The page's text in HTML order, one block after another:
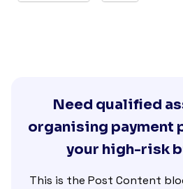
Need qualified
organising payment
your high-risk
This is the Post Content